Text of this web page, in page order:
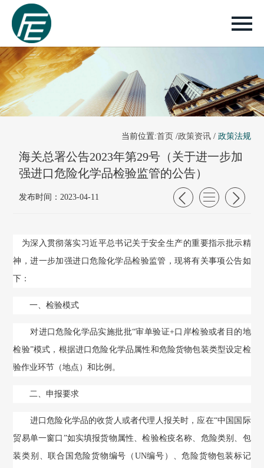
当前位置:首页 /政策资讯 / 政策法规
海关总署公告2023年第29号（关于进一步加
强进口危险化学品检验监管的公告）
发布时间：2023-04-11
为深入贯彻落实习近平总书记关于安全生产的重要指示批示精
神，进一步加强进口危险化学品检验监管，现将有关事项公告如
下：
一、检验模式
对进口危险化学品实施批批“审单验证+口岸检验或者目的地
检验”模式，根据进口危险化学品属性和危险货物包装类型设定检
验作业环节（地点）和比例。
二、申报要求
进口危险化学品的收货人或者代理人报关时，应在“中国国际
贸易单一窗口”如实填报货物属性、检验检疫名称、危险类别、包
装类别、联合国危险货物编号（UN编号）、危险货物包装标记